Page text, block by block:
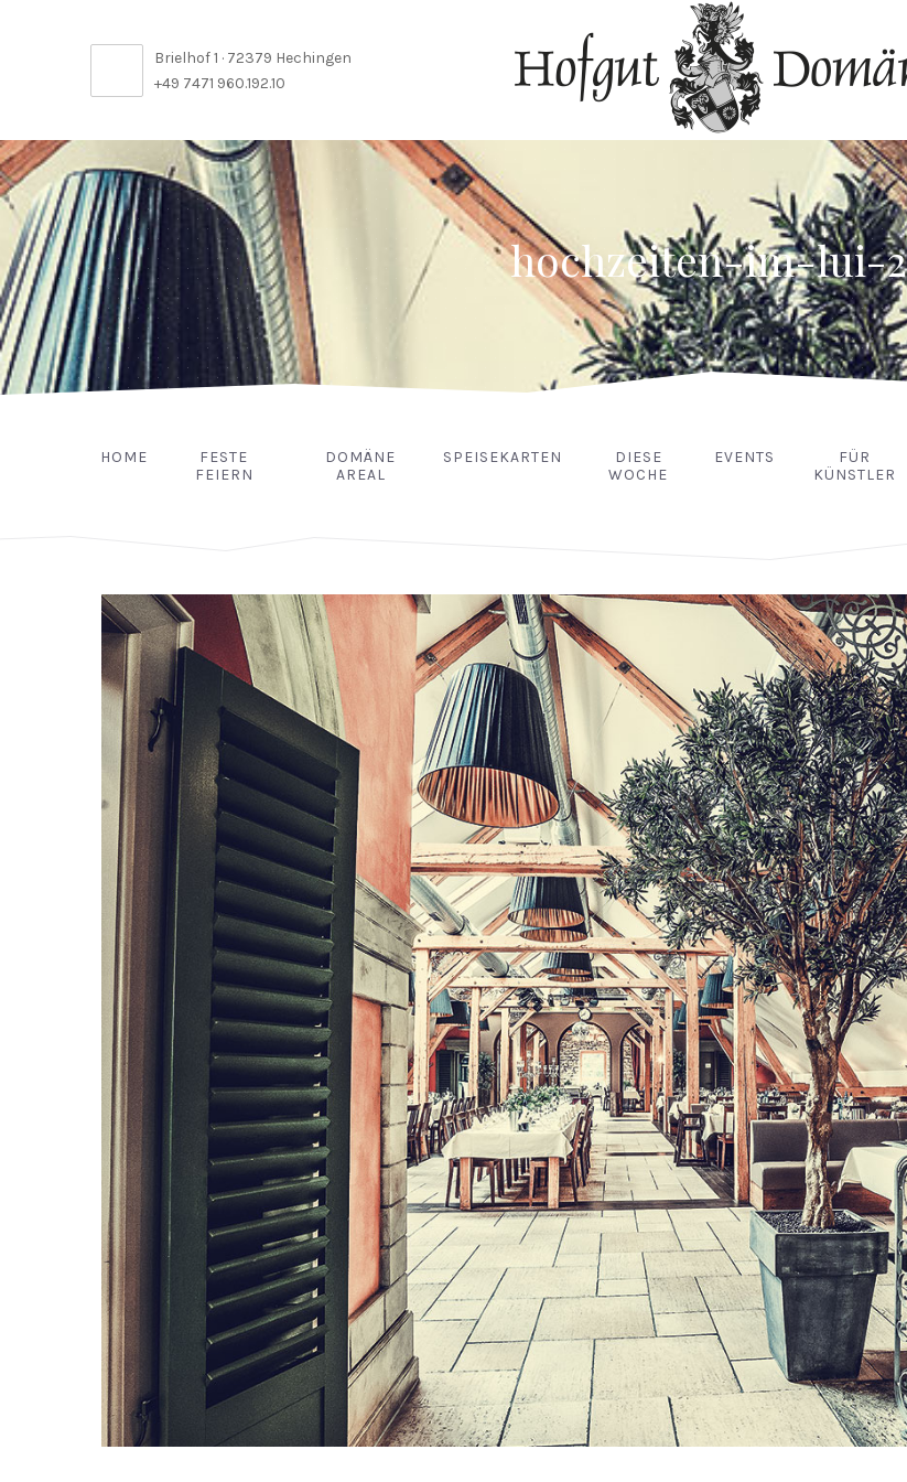
Brielhof 1 · 72379 Hechingen
+49 7471 960.192.10
hochzeiten-im-lui-
HOME
FESTE
FEIERN
DOMÄNE
AREAL
SPEISEKARTEN
DIESE
WOCHE
EVENTS
FÜR
KÜNSTLER